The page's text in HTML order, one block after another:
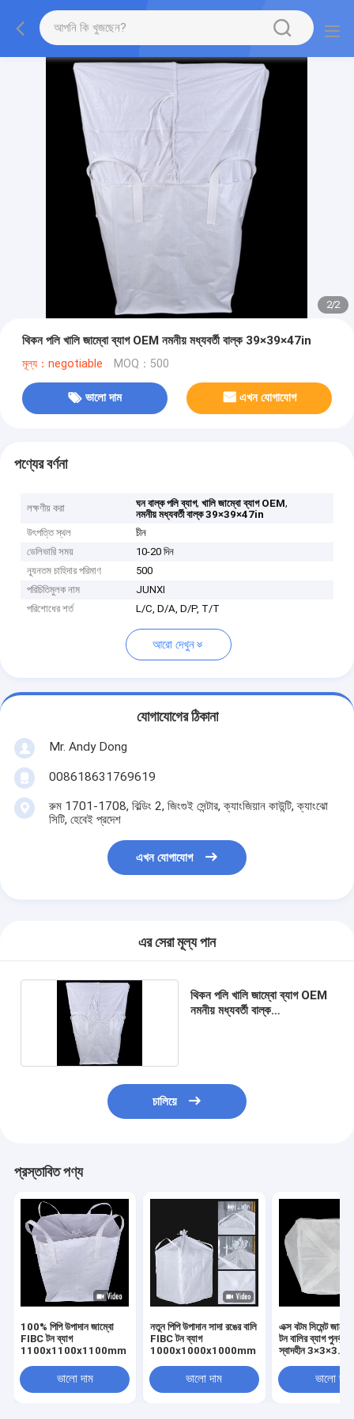
2/2
থিকন পলি খালি জাম্বো ব্যাগ OEM নমনীয় মধ্যবর্তী বাল্ক 39×39×47in
মূল্য：negotiable MOQ：500
ভালো দাম এখন যোগাযোগ
পণ্যের বর্ণনা
লক্ষণীয় করা ঘন বাল্ক পলি ব্যাগ,খালি জাম্বো ব্যাগ OEM,
নমনীয় মধ্যবর্তী বাল্ক 39×39×47in
উৎপত্তি স্থল
চীন
ডেলিভারি সময়
10-20 দিন
ন্যূনতম চাহিদার পরিমাণ
500
পরিচিতিমুলক নাম
JUNXI
পরিশোধের শর্ত
L/C, D/A, D/P, T/T
আরো দেখুন
যোগাযোগের ঠিকানা
Mr. Andy Dong
008618631769619
রুম 1701-1708, বিল্ডিং 2, জিংগুই সেন্টার, ক্যাংজিয়ান কাউন্টি, ক্যাংঝো
সিটি, হেবেই প্রদেশ
এখন যোগাযোগ
এর সেরা মূল্য পান
থিকন পলি খালি জাম্বো ব্যাগ OEM
নমনীয় মধ্যবর্তী বাল্ক
চালিয়ে
প্রস্তাবিত পণ্য
100% পিপি উপাদান জাম্বো
FIBC টন ব্যাগ
1100x1100x1100mm
ভালো দাম
নতুন পিপি উপাদান সাদা রঙের বালি
FIBC টন ব্যাগ
1000x1000x1000mm
ভালো দাম
এক্স বটম সিমেন্ট
টন বালির ব্যাগ
স্বাদহীন
ভালো দাম